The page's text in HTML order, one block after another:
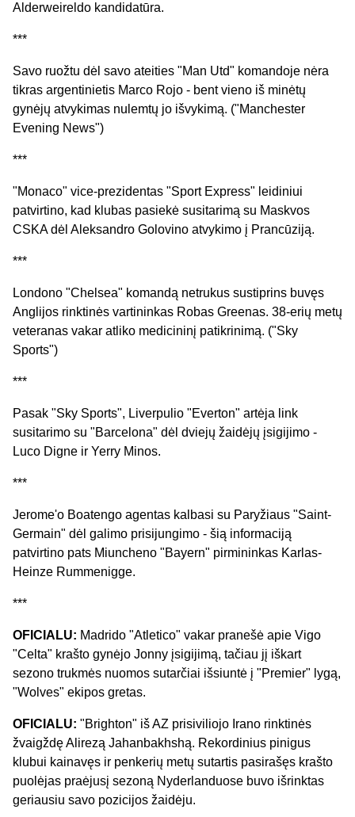
Alderweireldo kandidatūra.
***
Savo ruožtu dėl savo ateities "Man Utd" komandoje nėra
tikras argentinietis Marco Rojo - bent vieno iš minėtų
gynėjų atvykimas nulemtų jo išvykimą. ("Manchester
Evening News")
***
"Monaco" vice-prezidentas "Sport Express" leidiniui
patvirtino, kad klubas pasiekė susitarimą su Maskvos
CSKA dėl Aleksandro Golovino atvykimo į Prancūziją.
***
Londono "Chelsea" komandą netrukus sustiprins buvęs
Anglijos rinktinės vartininkas Robas Greenas. 38-erių metų
veteranas vakar atliko medicininį patikrinimą. ("Sky
Sports")
***
Pasak "Sky Sports", Liverpulio "Everton" artėja link
susitarimo su "Barcelona" dėl dviejų žaidėjų įsigijimo -
Luco Digne ir Yerry Minos.
***
Jerome'o Boatengo agentas kalbasi su Paryžiaus "Saint-
Germain" dėl galimo prisijungimo - šią informaciją
patvirtino pats Miuncheno "Bayern" pirmininkas Karlas-
Heinze Rummenigge.
***
OFICIALU: Madrido "Atletico" vakar pranešė apie Vigo
"Celta" krašto gynėjo Jonny įsigijimą, tačiau jį iškart
sezono trukmės nuomos sutarčiai išsiuntė į "Premier" lygą,
"Wolves" ekipos gretas.
OFICIALU: "Brighton" iš AZ prisiviliojo Irano rinktinės
žvaigždę Alirezą Jahanbakhshą. Rekordinius pinigus
klubui kainavęs ir penkerių metų sutartis pasirašęs krašto
puolėjas praėjusį sezoną Nyderlanduose buvo išrinktas
geriausiu savo pozicijos žaidėju.